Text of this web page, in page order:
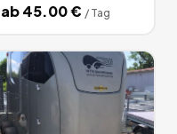
ab45.00€ / Tag